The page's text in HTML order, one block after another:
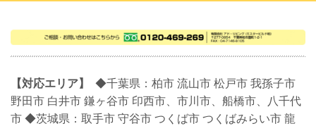
【対応エリア】
◆千葉県：柏市 流山市 松戸市 我孫子市
野田市 白井市 鎌ヶ谷市 印西市、市川市、船橋市、八千代
市 ◆茨城県：取手市 守谷市 つくば市 つくばみらい市 龍